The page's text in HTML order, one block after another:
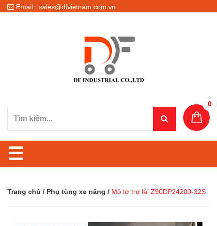
Email : sales@dfvietnam.com.vn
0
☰
Trang chủ / Phụ tùng xe nâng / Mô tơ trợ lái Z90DP24200-32S